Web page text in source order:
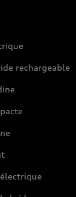
rechargeable
électrique